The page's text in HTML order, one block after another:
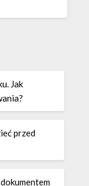
Jak
przed